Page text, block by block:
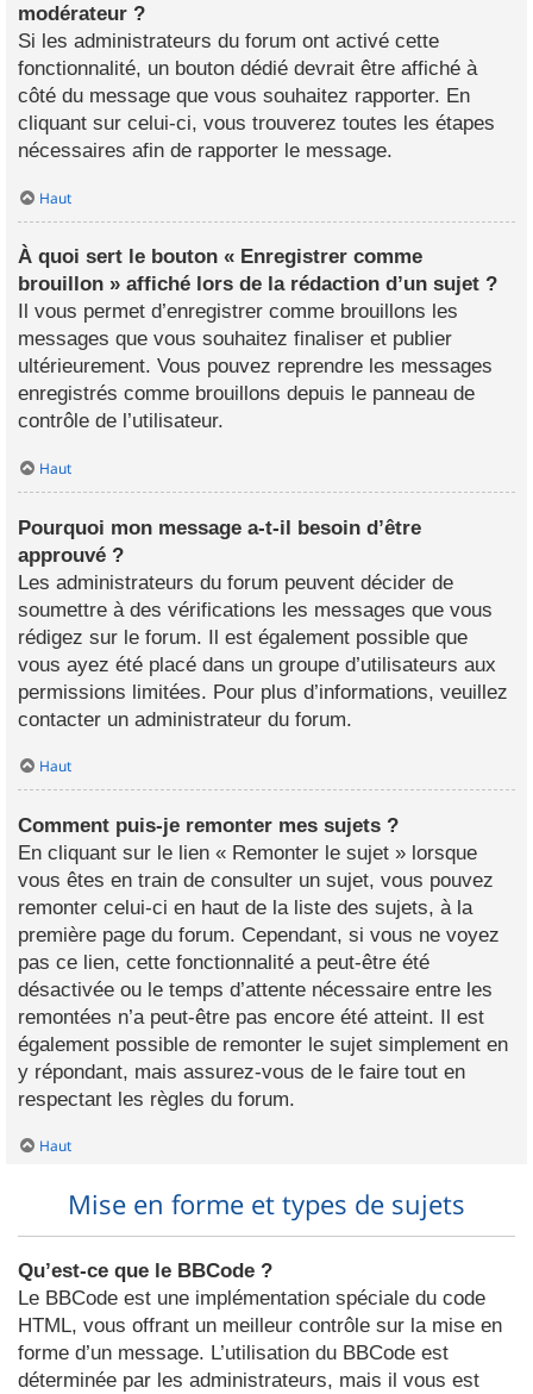
modérateur ?
Si les administrateurs du forum ont activé cette
fonctionnalité, un bouton dédié devrait être affiché à
côté du message que vous souhaitez rapporter. En
cliquant sur celui-ci, vous trouverez toutes les étapes
nécessaires afin de rapporter le message.
Haut
À quoi sert le bouton « Enregistrer comme
brouillon » affiché lors de la rédaction d’un sujet ?
Il vous permet d’enregistrer comme brouillons les
messages que vous souhaitez finaliser et publier
ultérieurement. Vous pouvez reprendre les messages
enregistrés comme brouillons depuis le panneau de
contrôle de l’utilisateur.
Haut
Pourquoi mon message a-t-il besoin d’être
approuvé ?
Les administrateurs du forum peuvent décider de
soumettre à des vérifications les messages que vous
rédigez sur le forum. Il est également possible que
vous ayez été placé dans un groupe d’utilisateurs aux
permissions limitées. Pour plus d’informations, veuillez
contacter un administrateur du forum.
Haut
Comment puis-je remonter mes sujets ?
En cliquant sur le lien « Remonter le sujet » lorsque
vous êtes en train de consulter un sujet, vous pouvez
remonter celui-ci en haut de la liste des sujets, à la
première page du forum. Cependant, si vous ne voyez
pas ce lien, cette fonctionnalité a peut-être été
désactivée ou le temps d’attente nécessaire entre les
remontées n’a peut-être pas encore été atteint. Il est
également possible de remonter le sujet simplement en
y répondant, mais assurez-vous de le faire tout en
respectant les règles du forum.
Haut
Mise en forme et types de sujets
Qu’est-ce que le BBCode ?
Le BBCode est une implémentation spéciale du code
HTML, vous offrant un meilleur contrôle sur la mise en
forme d’un message. L’utilisation du BBCode est
déterminée par les administrateurs, mais il vous est